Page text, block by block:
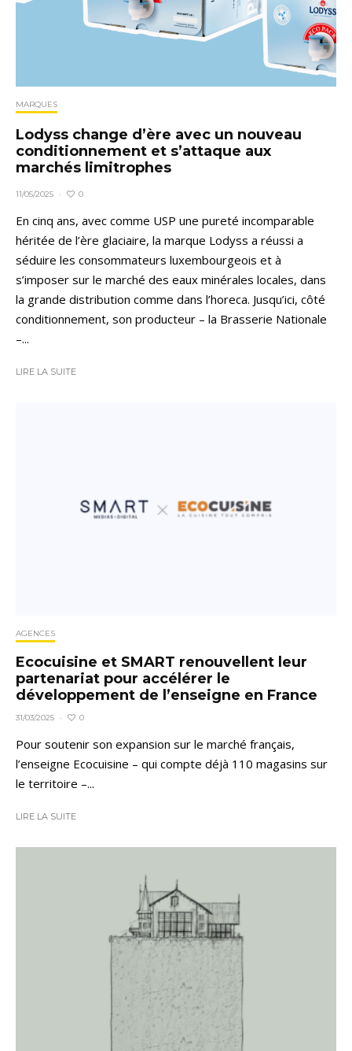
MARQUES
Lodyss change d’ère avec un nouveau
conditionnement et s’attaque aux
marchés limitrophes
11/05/2025 · 0
En cinq ans, avec comme USP une pureté incomparable
héritée de l’ère glaciaire, la marque Lodyss a réussi a
séduire les consommateurs luxembourgeois et à
s’imposer sur le marché des eaux minérales locales, dans
la grande distribution comme dans l’horeca. Jusqu’ici, côté
conditionnement, son producteur – la Brasserie Nationale
–...
LIRE LA SUITE
AGENCES
Ecocuisine et SMART renouvellent leur
partenariat pour accélérer le
développement de l’enseigne en France
31/03/2025 · 0
Pour soutenir son expansion sur le marché français,
l’enseigne Ecocuisine – qui compte déjà 110 magasins sur
le territoire –...
LIRE LA SUITE